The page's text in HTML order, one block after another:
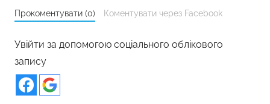
Прокоментувати (0) Коментувати через Facebook
Увійти за допомогою соціального облікового
запису